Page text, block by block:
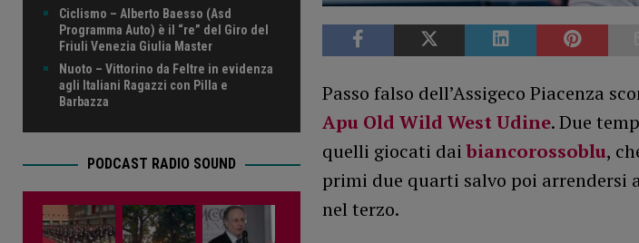
Passo falso dell’Assigeco Piacenza
Apu Old Wild West Udine. Due
quelli giocati daibiancorossoblu,
primi due quarti salvo poi
nel terzo.
Ciclismo – Alberto Baesso (Asd
Programma Auto) è il “re” del Giro del
Friuli Venezia Giulia Master
Nuoto – Vittorino da Feltre in evidenza
agli Italiani Ragazzi con Pilla e
Barbazza
PODCAST RADIO SOUND